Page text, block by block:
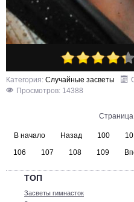
Категория: Случайные засветы
Просмотров: 14388
Страница
В начало Назад 100
106
107 108 109
ТОП
Засветы гимнасток